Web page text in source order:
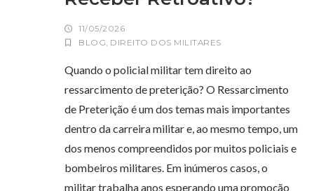
11/05/2026
BLOG DIREITO DOS MILITARES
Quando o policial militar tem direito ao
ressarcimento de preterição? O Ressarcimento
de Preterição é um dos temas mais importantes
dentro da carreira militar e, ao mesmo tempo, um
dos menos compreendidos por muitos policiais e
bombeiros militares. Em inúmeros casos, o
militar trabalha anos esperando uma promoção